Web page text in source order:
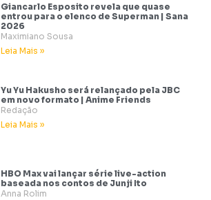
Giancarlo Esposito revela que quase
entrou para o elenco de Superman | Sana
2026
Maximiano Sousa
Leia Mais »
Yu Yu Hakusho será relançado pela JBC
em novo formato | Anime Friends
Redação
Leia Mais »
HBO Max vai lançar série live-action
baseada nos contos de Junji Ito
Anna Rolim